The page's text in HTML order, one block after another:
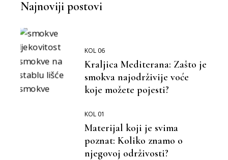
Najnoviji postovi
KOL 06
Kraljica Mediterana: Zašto je
smokva najodrživije voće
koje možete pojesti?
KOL 01
Materijal koji je svima
poznat: Koliko znamo o
njegovoj održivosti?